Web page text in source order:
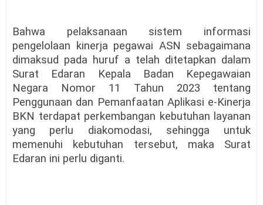
Bahwa pelaksanaan sistem informasi
pengelolaan kinerja pegawai ASN sebagaimana
dimaksud pada huruf a telah ditetapkan dalam
Surat Edaran Kepala Badan Kepegawaian
Negara Nomor 11 Tahun 2023 tentang
Penggunaan dan Pemanfaatan Aplikasi e-Kinerja
BKN terdapat perkembangan kebutuhan layanan
yang perlu diakomodasi, sehingga untuk
memenuhi kebutuhan tersebut, maka Surat
Edaran ini perlu diganti.